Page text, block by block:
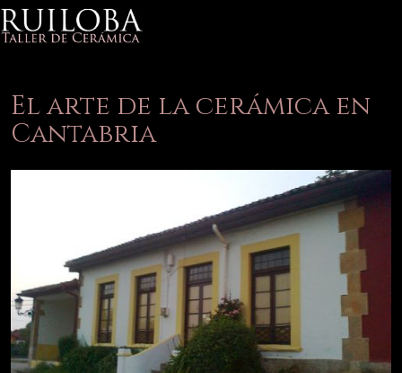
El arte de la cerámica en
Cantabria